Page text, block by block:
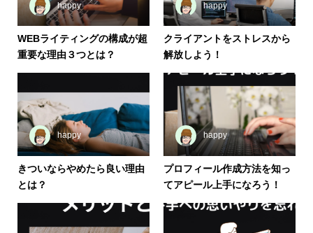
happy
WEBライティングの構成が超
重要な理由３つとは？
happy
クライアントをストレスから
解放しよう！
happy
きついならやめたら良い理由
とは？
happy
プロフィール作成方法を知っ
てアピール上手になろう！